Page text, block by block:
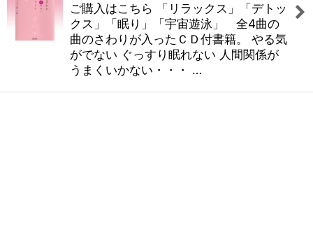
ご購入はこちら 「リラックス」「デトッ
クス」「眠り」「宇宙遊泳」 全4曲の
曲のさわりが入ったＣＤ付書籍。 やる気
がでない ぐっすり眠れない 人間関係が
うまくいかない・・・ …